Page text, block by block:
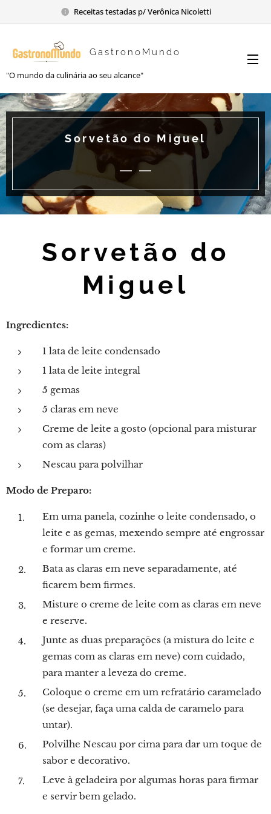
Receitas testadas p/ Verônica Nicoletti
GastronoMundo
"O mundo da culinária ao seu alcance"
Sorvetão do Miguel
Sorvetão do
Miguel
Ingredientes:
1 lata de leite condensado
1 lata de leite integral
5 gemas
5 claras em neve
Creme de leite a gosto (opcional para misturar
com as claras)
Nescau para polvilhar
Modo de Preparo:
Em uma panela, cozinhe o leite condensado, o
leite e as gemas, mexendo sempre até engrossar
e formar um creme.
Bata as claras em neve separadamente, até
ficarem bem firmes.
Misture o creme de leite com as claras em neve
e reserve.
Junte as duas preparações (a mistura do leite e
gemas com as claras em neve) com cuidado,
para manter a leveza do creme.
Coloque o creme em um refratário caramelado
(se desejar, faça uma calda de caramelo para
untar).
Polvilhe Nescau por cima para dar um toque de
sabor e decorativo.
Leve à geladeira por algumas horas para firmar
e servir bem gelado.